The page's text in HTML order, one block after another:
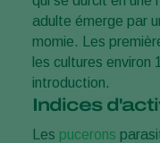
adulte émerge par
momie. Les
les cultures environ
introduction.
Indices
Les pucerons